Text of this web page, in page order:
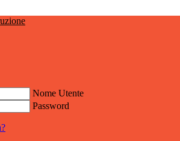
Nome Utente
Password